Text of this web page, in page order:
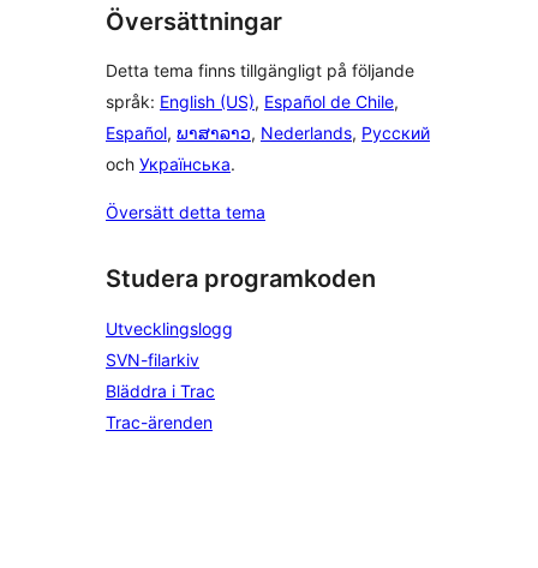
Översättningar
Detta tema finns tillgängligt på följande
språk: English (US), Español de Chile,
Español, ພາສາລາວ, Nederlands, Русский
och Українська.
Översätt detta tema
Studera programkoden
Utvecklingslogg
SVN-filarkiv
Bläddra i Trac
Trac-ärenden